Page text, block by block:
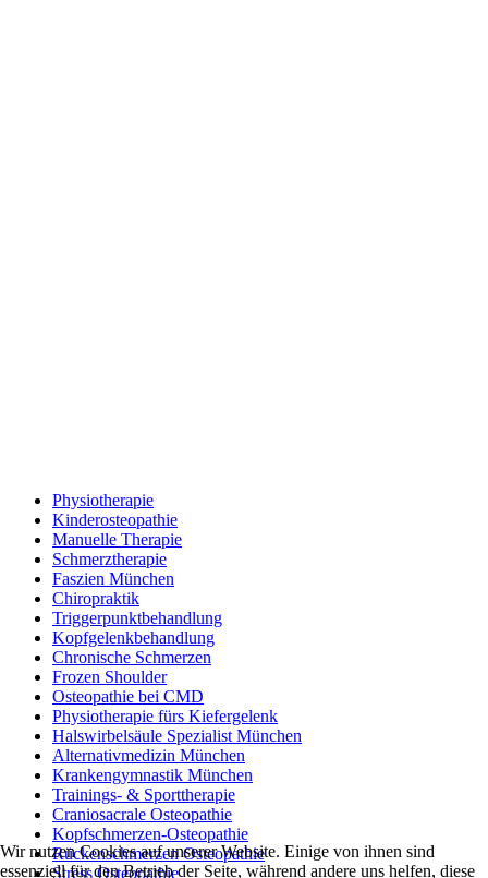
Physiotherapie
Kinderosteopathie
Manuelle Therapie
Schmerztherapie
Faszien München
Chiropraktik
Triggerpunktbehandlung
Kopfgelenkbehandlung
Chronische Schmerzen
Frozen Shoulder
Osteopathie bei CMD
Physiotherapie fürs Kiefergelenk
Halswirbelsäule Spezialist München
Alternativmedizin München
Krankengymnastik München
Trainings- & Sporttherapie
Craniosacrale Osteopathie
Kopfschmerzen-Osteopathie
Rückenschmerzen Osteopathie
Stress Osteopathie
Wir nutzen Cookies auf unserer Website. Einige von ihnen sind
essenziell für den Betrieb der Seite, während andere uns helfen, diese